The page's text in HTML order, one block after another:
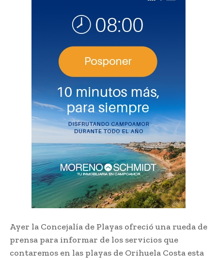
Ayer la Concejalía de Playas ofreció una rueda de
prensa para informar de los servicios que
contaremos en las playas de Orihuela Costa esta